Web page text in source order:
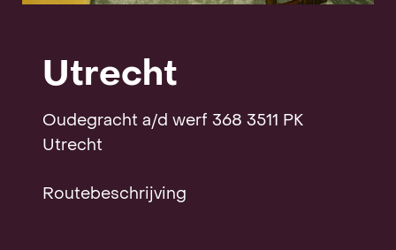
Utrecht
Oudegracht a/d werf 368 3511 PK
Utrecht
Routebeschrijving